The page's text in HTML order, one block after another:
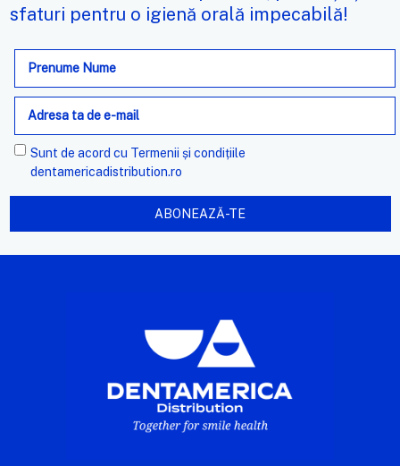
sfaturi pentru o igienă orală impecabilă!
Adresa
e-
mail
Sunt de acord cu Termenii și condițiile
dentamericadistribution.ro